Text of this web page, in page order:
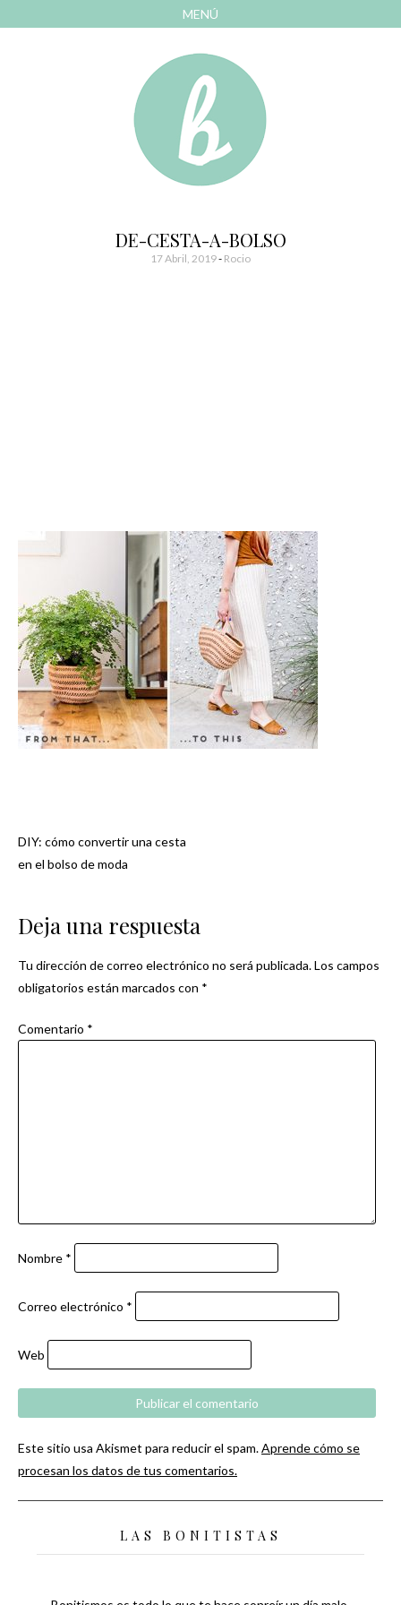
MENÚ
Bonitismos
DE-CESTA-A-BOLSO
17 Abril, 2019- Rocio
Navegación
DIY: cómo convertir una cesta
en el bolso de moda
Deja una respuesta
Tu dirección de correo electrónico no será publicada.Los campos
obligatorios están marcados con *
Comentario *
Nombre *
Correo electrónico *
Web
Este sitio usa Akismet para reducir el spam.Aprende cómo se
procesan los datos de tus comentarios.
LAS BONITISTAS